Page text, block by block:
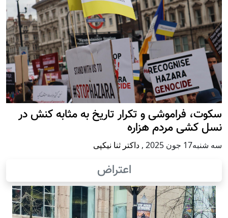
سکوت، فراموشی و تکرار تاريخ به مثابه کنش در
نسل کشی مردم هزاره
سه شنبه17 جون 2025 , داکتر ثنا نیکپی
اعتراض